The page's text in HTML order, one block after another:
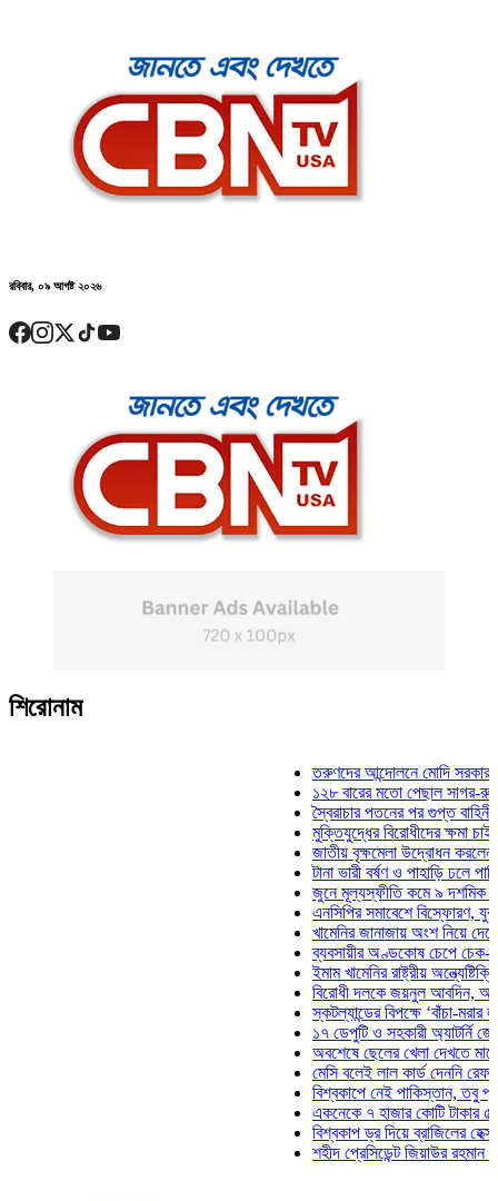
রবিবার, ০৯ আগষ্ট ২০২৬
শিরোনাম
তরুণদের আন্দোলনে মোদি সরকার দুর্বল
১২৮ বারের মতো পেছাল সাগর-রুনি
স্বৈরাচার পতনের পর গুপ্ত বাহিনীর
মুক্তিযুদ্ধের বিরোধীদের ক্ষমা চাইতে
জাতীয় বৃক্ষমেলা উদ্বোধন করলেন
টানা ভারী বর্ষণ ও পাহাড়ি ঢলে পানিবন্দি
জুনে মূল্যস্ফীতি কমে ৯ দশমিক ১৬
এনসিপির সমাবেশে বিস্ফোরণ, যুবলীগের
খামেনির জানাজায় অংশ নিয়ে দেশে
ব্যবসায়ীর অণ্ডকোষ চেপে চেক-
ইমাম খামেনির রাষ্ট্রীয়
বিরোধী দলকে জয়নুল আবদিন, আপনারা
স্কটল্যান্ডের বিপক্ষে ‘বাঁচা-মরার
১৭ ডেপুটি ও সহকারী অ্যাটর্নি
অবশেষে ছেলের খেলা দেখতে মাঠে
মেসি বলেই লাল কার্ড দেননি রেফারি!
বিশ্বকাপে নেই পাকিস্তান, তবু প্রতিটি
একনেকে ৭ হাজার কোটি টাকার ৫
বিশ্বকাপ ড্র দিয়ে ব্রাজিলের হেক্সা
শহীদ প্রেসিডেন্ট জিয়াউর রহমান